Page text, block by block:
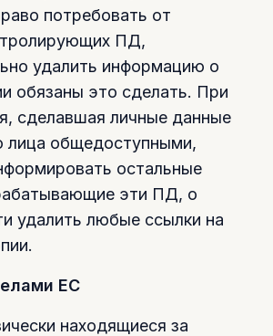
потребовать от
ПД,
удалить информацию о
обязаны это сделать. При
сделавшая личные данные
лица общедоступными,
остальные
эти ПД, о
удалить любые ссылки на
ЕС
находящиеся за